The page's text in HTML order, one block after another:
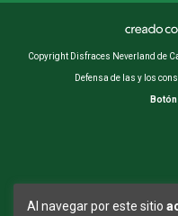
Al navegar por este sitio
Copyright Disfraces Neverland de
Defensa de las y los